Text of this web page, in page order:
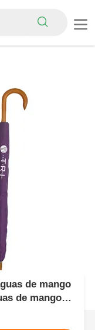
de mango
de mango